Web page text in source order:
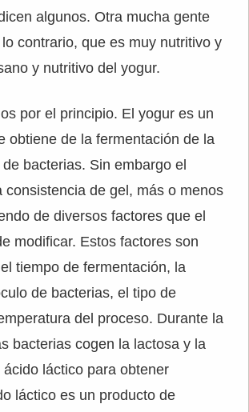
algunos. Otra mucha gente
contrario, que es muy nutritivo y
y nutritivo del yogur.
por el principio. El yogur es un
obtiene de la fermentación de la
bacterias. Sin embargo el
consistencia de gel, más o menos
de diversos factores que el
modificar. Estos factores son
tiempo de fermentación, la
de bacterias, el tipo de
del proceso. Durante la
bacterias cogen la lactosa y la
láctico para obtener
láctico es un producto de